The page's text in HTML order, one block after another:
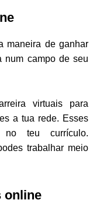
maneira de ganhar
num campo de seu
virtuais para
a tua rede. Esses
no teu currículo.
trabalhar meio
online